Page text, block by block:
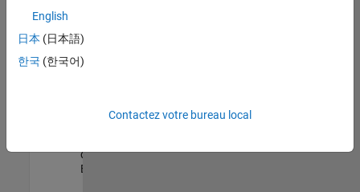
région.
Senior Software Quality Engineer
Senior
Engineer
qualité |
Expérimenté(e)
English
日本 (日本語)
한국 (한국어)
Contactez votre bureau local